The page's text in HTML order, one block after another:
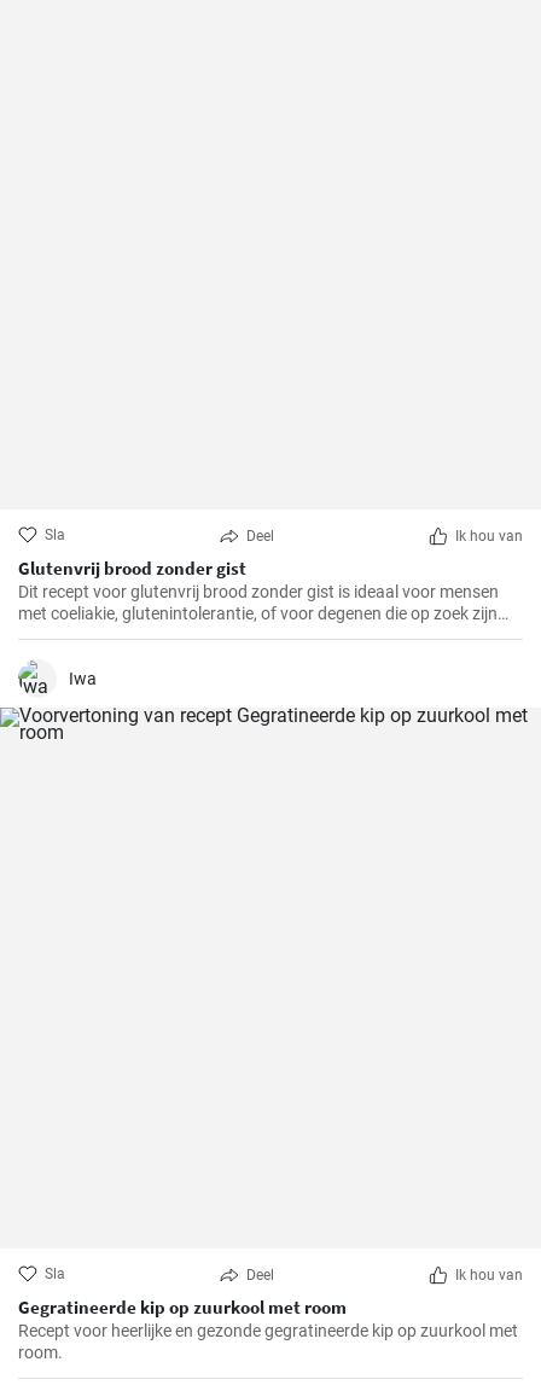
Sla Deel Ik hou van
Glutenvrij brood zonder gist
Dit recept voor glutenvrij brood zonder gist is ideaal voor mensen
met coeliakie, glutenintolerantie, of voor degenen die op zoek zijn
naar een gezonder alternatief voor traditioneel brood.
Iwa
Sla Deel Ik hou van
Gegratineerde kip op zuurkool met room
Recept voor heerlijke en gezonde gegratineerde kip op zuurkool met
room.